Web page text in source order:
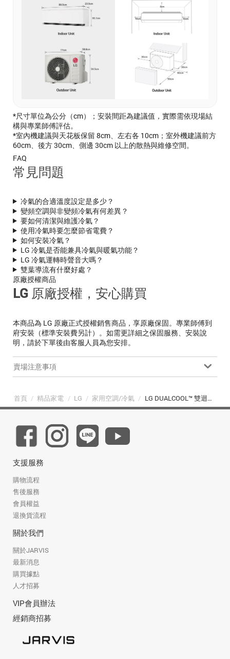
*尺寸單位為公分（cm）；安裝間距為建議值，實際需依現場結
構與專業師傅評估。
*室內機建議與天花板保留 8cm、左右各 10cm；室外機建議前方
60cm、後方 30cm、側邊 30cm 以上的散熱與維修空間。
FAQ
常見問題
冷氣的合適溫度設定是多少？
變頻空調與非變頻冷氣有何差異？
要如何清潔與維護冷氣？
使用冷氣時要怎麼節省電費？
如何安裝冷氣？
LG 冷氣是否能兼具冷氣與暖氣功能？
LG 冷氣運轉時聲音大嗎？
雙葉導流有什麼好處？
原廠授權商品
LG 原廠授權，安心購買
本商品為 LG 原廠正式授權銷售商品，享原廠保固。專業師傅到
府安裝（標準安裝費另計）。如需更詳細之保固服務、安裝說
明，請於下單後由客服人員為您安排。
賣場注意事項
首頁 / 精品家電 / LG / 家用空調/冷氣 / LG DUALCOOL™ 雙迴轉變頻分離式空調｜極淨2.0冷暖｜9-13坪 (LS-72DDHST/LSU72DHST)
支援服務
購物流程
售後服務
會員權益
退換貨流程
關於我們
關於JARVIS
最新消息
購買據點
人才招募
VIP會員辦法
經銷商招募